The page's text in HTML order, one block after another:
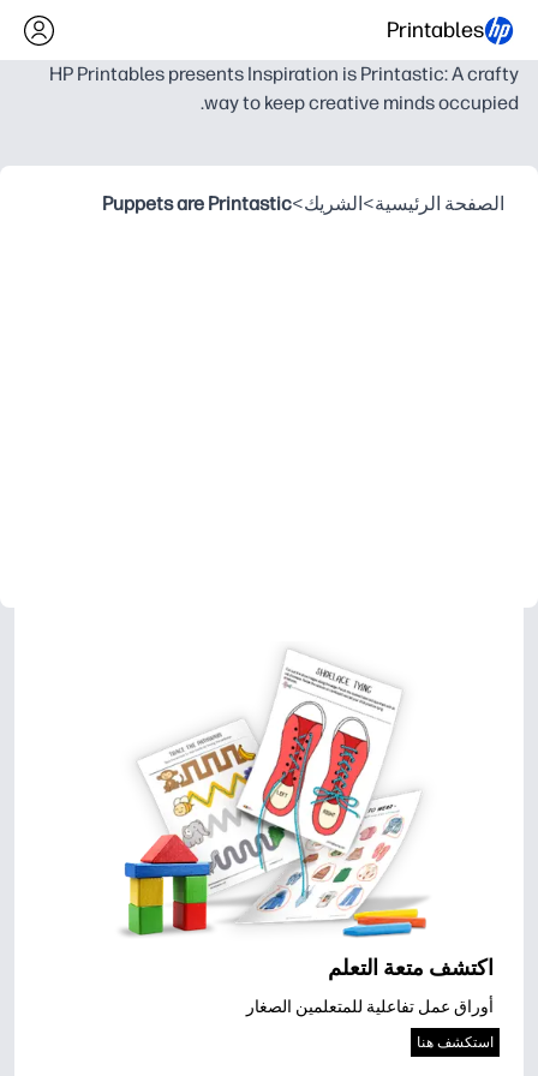
Printables
HP Printables presents Inspiration is Printastic: A crafty
way to keep creative minds occupied.
الصفحة الرئيسية>الشريك>
Puppets are Printastic
اكتشف متعة التعلم
أوراق عمل تفاعلية للمتعلمين الصغار
استكشف هنا